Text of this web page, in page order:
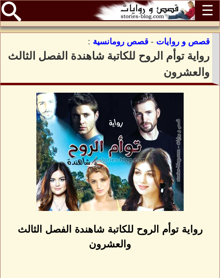
☰
قصص و روايات - قصص رومانسية :
رواية توأم الروح للكاتبة شاهندة الفصل الثالث
والعشرون
رواية توأم الروح للكاتبة شاهندة الفصل الثالث
والعشرون